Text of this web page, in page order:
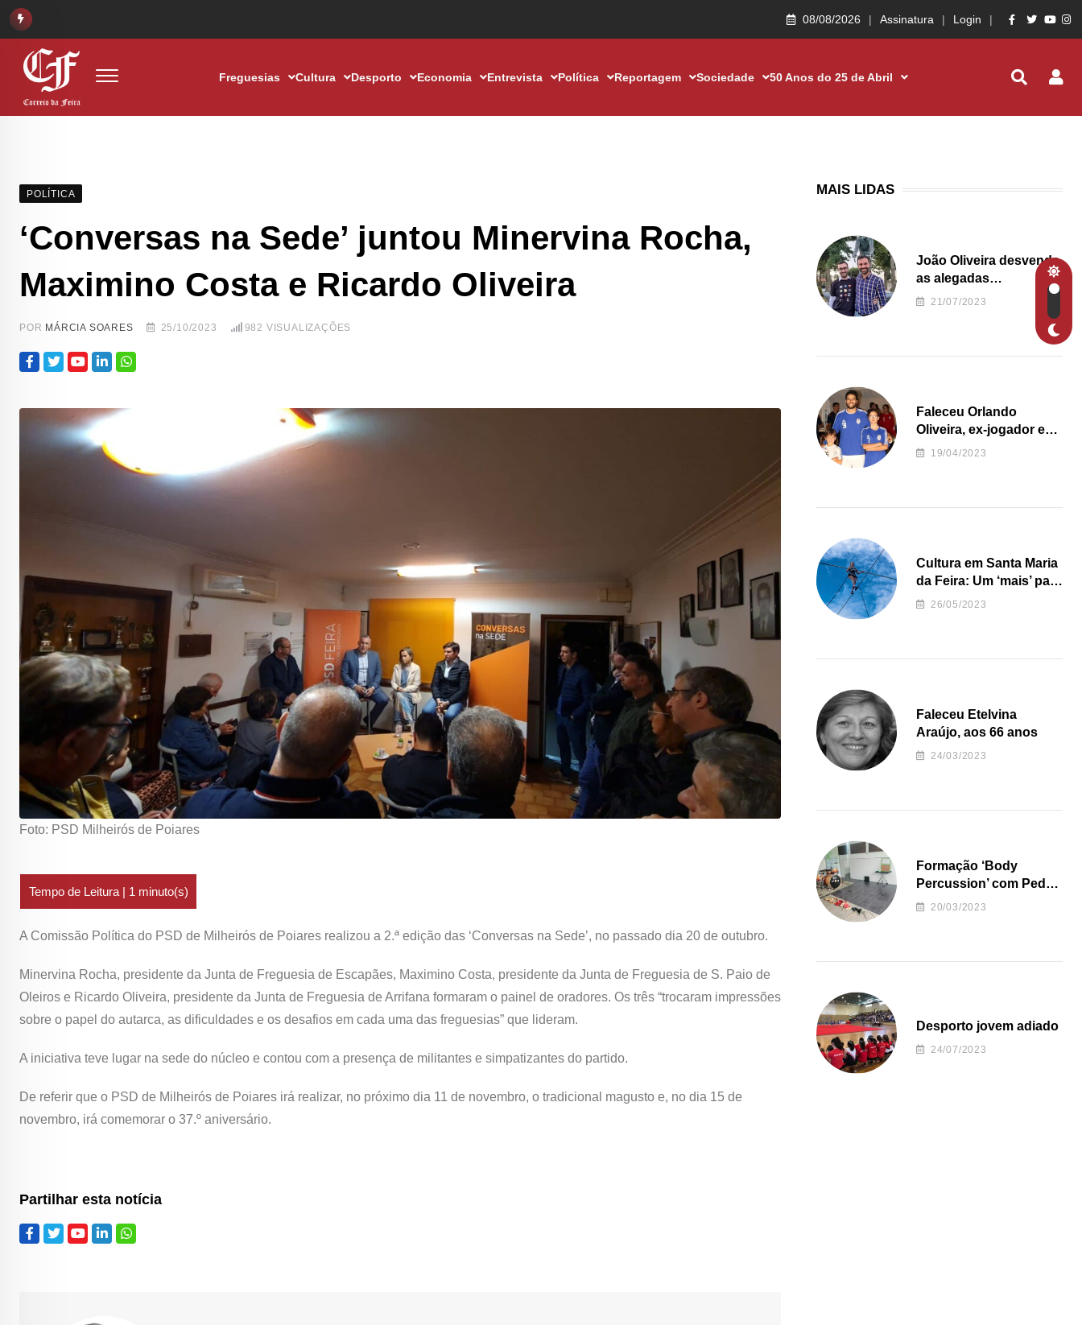
08/08/2026 Assinatura Login
Freguesias Cultura Desporto Economia Entrevista Política Reportagem Sociedade 50 Anos do 25 de Abril
POLÍTICA
‘Conversas na Sede’ juntou Minervina Rocha,
Maximino Costa e Ricardo Oliveira
POR MÁRCIA SOARES 25/10/2023 982 VISUALIZAÇÕES
Foto: PSD Milheirós de Poiares
A Comissão Política do PSD de Milheirós de Poiares realizou a 2.ª edição das ‘Conversas na Sede’, no passado dia 20 de outubro.
Minervina Rocha, presidente da Junta de Freguesia de Escapães, Maximino Costa, presidente da Junta de Freguesia de S. Paio de
Oleiros e Ricardo Oliveira, presidente da Junta de Freguesia de Arrifana formaram o painel de oradores. Os três “trocaram impressões
sobre o papel do autarca, as dificuldades e os desafios em cada uma das freguesias” que lideram.
A iniciativa teve lugar na sede do núcleo e contou com a presença de militantes e simpatizantes do partido.
De referir que o PSD de Milheirós de Poiares irá realizar, no próximo dia 11 de novembro, o tradicional magusto e, no dia 15 de
novembro, irá comemorar o 37.º aniversário.
Partilhar esta notícia
MAIS LIDAS
João Oliveira desvenda
as alegadas
irregularidades da
Junta de Freguesia S.
21/07/2023
Faleceu Orlando
Oliveira, ex-jogador e
treinador da formação
19/04/2023
Cultura em Santa Maria
da Feira: Um ‘mais’ para
o Concelho
26/05/2023
Faleceu Etelvina
Araújo, aos 66 anos
24/03/2023
Formação ‘Body
Percussion’ com Pedro
Almeida
20/03/2023
Desporto jovem adiado
24/07/2023